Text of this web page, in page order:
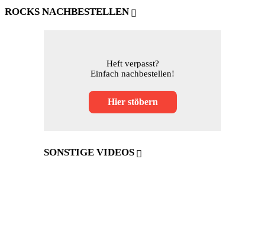
ROCKS NACHBESTELLEN
Heft verpasst?
Einfach nachbestellen!
Hier stöbern
SONSTIGE VIDEOS